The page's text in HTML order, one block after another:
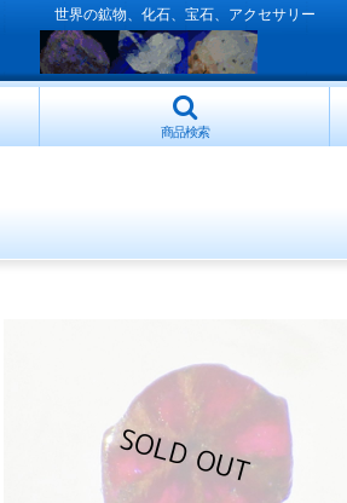
世界の鉱物、化石、宝石、アクセサリー
商品検索